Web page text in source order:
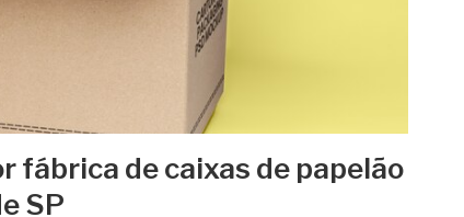
fábrica de caixas de papelão
SP